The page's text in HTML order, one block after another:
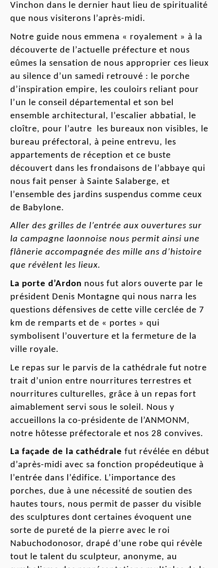
Vinchon dans le dernier haut lieu de spiritualité
que nous visiterons l’après-midi.
Notre guide nous emmena « royalement » à la
découverte de l’actuelle préfecture et nous
eûmes la sensation de nous approprier ces lieux
au silence d’un samedi retrouvé : le porche
d’inspiration empire, les couloirs reliant pour
l’un le conseil départemental et son bel
ensemble architectural, l’escalier abbatial, le
cloître, pour l’autre les bureaux non visibles, le
bureau préfectoral, à peine entrevu, les
appartements de réception et ce buste
découvert dans les frondaisons de l’abbaye qui
nous fait penser à Sainte Salaberge, et
l’ensemble des jardins suspendus comme ceux
de Babylone.
Aller des grilles de l’entrée aux ouvertures sur
la campagne laonnoise nous permit ainsi une
flânerie accompagnée des mille ans d’histoire
que révèlent les lieux.
La porte d’Ardon nous fut alors ouverte par le
président Denis Montagne qui nous narra les
questions défensives de cette ville cerclée de 7
km de remparts et de « portes » qui
symbolisent l’ouverture et la fermeture de la
ville royale.
Le repas sur le parvis de la cathédrale fut notre
trait d’union entre nourritures terrestres et
nourritures culturelles, grâce à un repas fort
aimablement servi sous le soleil. Nous y
accueillons la co-présidente de l’ANMONM,
notre hôtesse préfectorale et nos 28 convives.
La façade de la cathédrale fut révélée en début
d’après-midi avec sa fonction propédeutique à
l’entrée dans l’édifice. L’importance des
porches, due à une nécessité de soutien des
hautes tours, nous permit de passer du visible
des sculptures dont certaines évoquent une
sorte de pureté de la pierre avec le roi
Nabuchodonosor, drapé d’une robe qui révèle
tout le talent du sculpteur, anonyme, au